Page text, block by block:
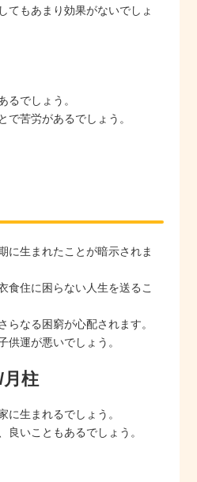
てもあまり効果がないでしょ
るでしょう。
で苦労があるでしょう。
に生まれたことが暗示されま
食住に困らない人生を送るこ
らなる困窮が心配されます。
供運が悪いでしょう。
柱
に生まれるでしょう。
良いこともあるでしょう。